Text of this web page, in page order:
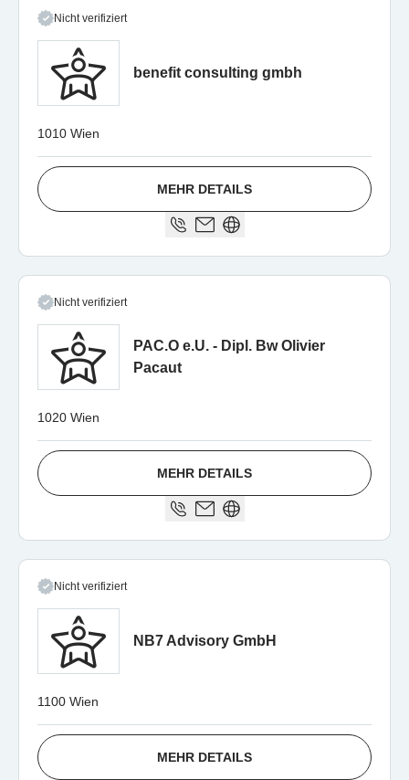
Nicht verifiziert
benefit consulting gmbh
1010 Wien
MEHR DETAILS
Nicht verifiziert
PAC.O e.U. - Dipl. Bw Olivier
Pacaut
1020 Wien
MEHR DETAILS
Nicht verifiziert
NB7 Advisory GmbH
1100 Wien
MEHR DETAILS